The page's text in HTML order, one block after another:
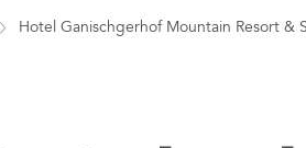
Hotel Ganischgerhof Mountain Resort &